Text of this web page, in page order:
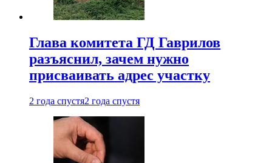
Глава комитета ГД Гаврилов
разъяснил, зачем нужно
присваивать адрес участку
2 года спустя2 года спустя